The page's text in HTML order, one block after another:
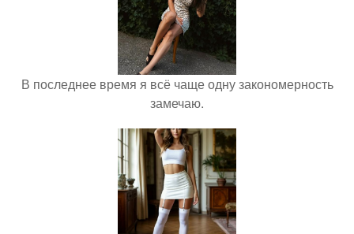
В последнее время я всё чаще одну закономерность
замечаю.